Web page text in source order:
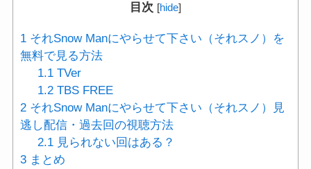
目次 [hide]
1それSnow Manにやらせて下さい（それスノ）を
無料で見る方法
1.1 TVer
1.2 TBS FREE
2それSnow Manにやらせて下さい（それスノ）見
逃し配信・過去回の視聴方法
2.1 見られない回はある？
3まとめ